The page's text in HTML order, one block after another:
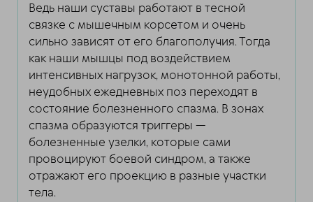
Ведь наши суставы работают в тесной
связке с мышечным корсетом и очень
сильно зависят от его благополучия. Тогда
как наши мышцы под воздействием
интенсивных нагрузок, монотонной работы,
неудобных ежедневных поз переходят в
состояние болезненного спазма. В зонах
спазма образуются триггеры —
болезненные узелки, которые сами
провоцируют боевой синдром, а также
отражают его проекцию в разные участки
тела.